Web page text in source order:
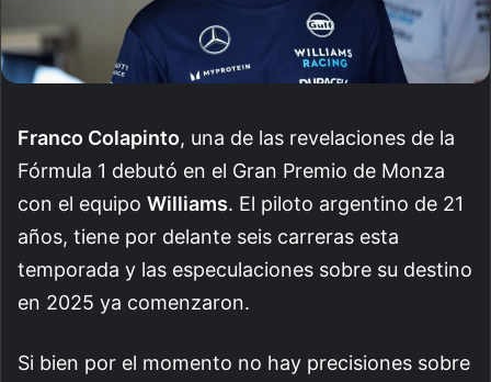
Franco Colapinto, una de las revelaciones de la
Fórmula 1 debutó en el Gran Premio de Monza
con el equipo Williams. El piloto argentino de 21
años, tiene por delante seis carreras esta
temporada y las especulaciones sobre su destino
en 2025 ya comenzaron.
Si bien por el momento no hay precisiones sobre